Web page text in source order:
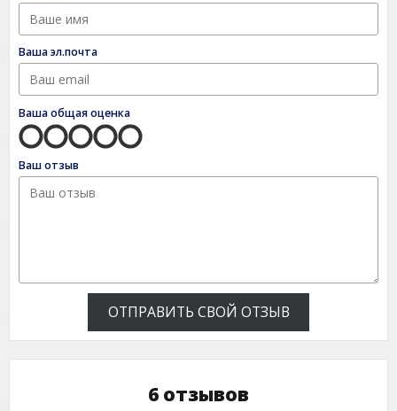
Ваша эл.почта
Ваша общая оценка
Ваш отзыв
ОТПРАВИТЬ СВОЙ ОТЗЫВ
6 отзывов